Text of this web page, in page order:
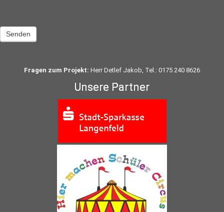
Senden
Fragen zum Projekt: Herr Detlef Jakob, Tel.: 0175 240 8626
Unsere Partner